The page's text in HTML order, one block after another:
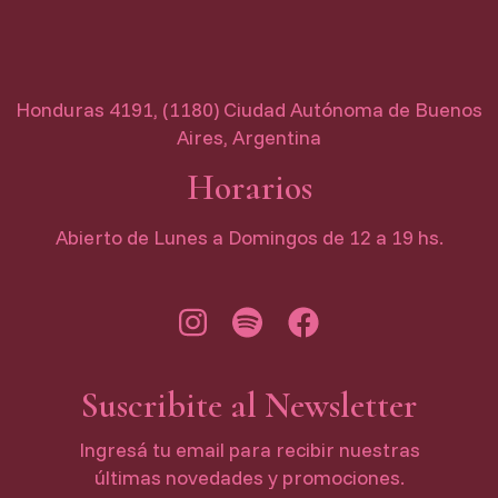
Honduras 4191, (1180) Ciudad Autónoma de Buenos
Aires, Argentina
Horarios
Abierto de Lunes a Domingos de 12 a 19 hs.
Suscribite al Newsletter
Ingresá tu email para recibir nuestras
últimas novedades y promociones.